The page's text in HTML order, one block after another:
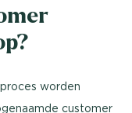
worden
customer